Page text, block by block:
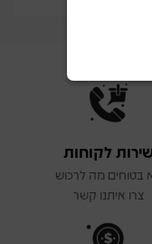
לקוחות
בטוחים מה לרכוש
צרו איתנו קשר